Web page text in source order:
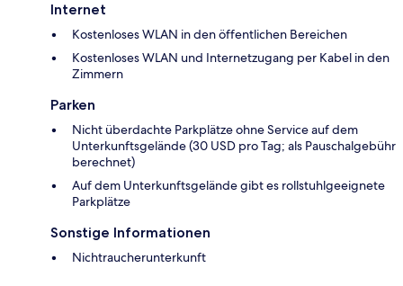
Internet
Kostenloses WLAN in den öffentlichen Bereichen
Kostenloses WLAN und Internetzugang per Kabel in den
Zimmern
Parken
Nicht überdachte Parkplätze ohne Service auf dem
Unterkunftsgelände (30 USD pro Tag; als Pauschalgebühr
berechnet)
Auf dem Unterkunftsgelände gibt es rollstuhlgeeignete
Parkplätze
Sonstige Informationen
Nichtraucherunterkunft